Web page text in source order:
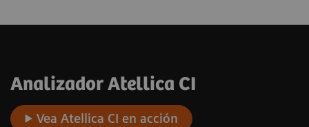
Analizador Atellica CI
Vea Atellica CI en acción